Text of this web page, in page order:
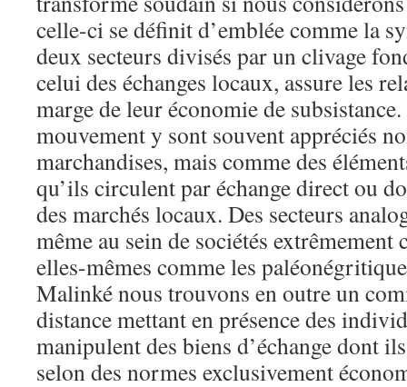
celle-ci se définit d’emblée comme la
deux secteurs divisés par un clivage
celui des échanges locaux, assure les
marge de leur économie de
mouvement y sont souvent appréciés
marchandises, mais comme des
qu’ils circulent par échange direct ou
des marchés locaux. Des secteurs
même au sein de sociétés extrêmement
elles-mêmes comme les
Malinké nous trouvons en outre un
distance mettant en présence des
manipulent des biens d’échange dont
selon des normes exclusivement